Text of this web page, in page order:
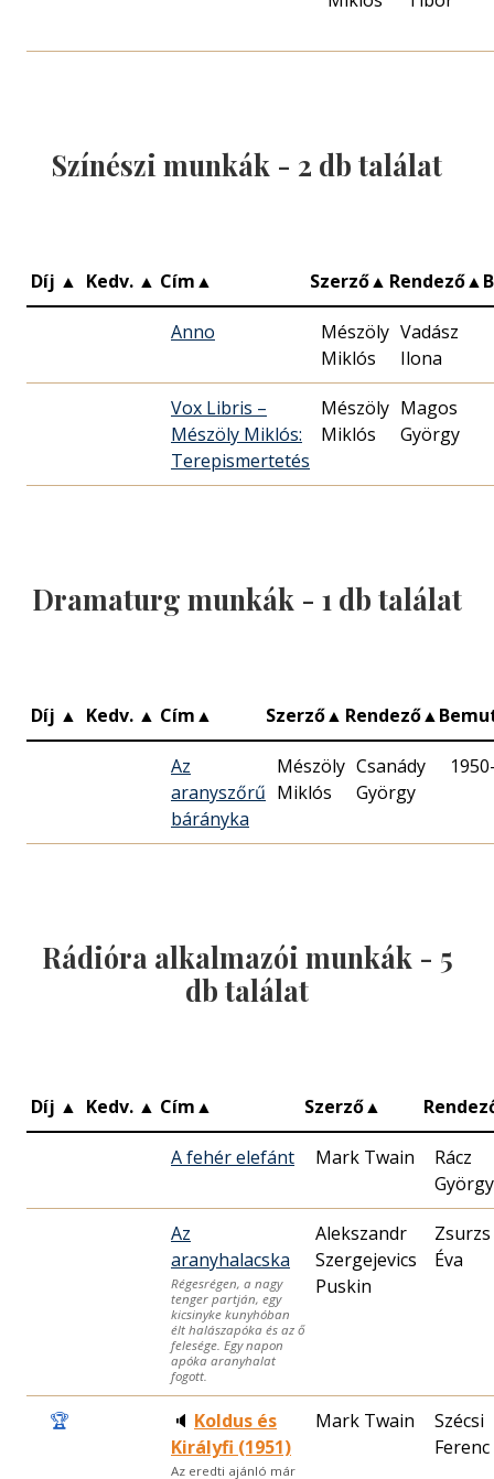
Színészi munkák - 2 db találat
Díj ▲ Kedv. ▲ Cím▲ Szerző▲ Rendező▲
Anno
Mészöly
Miklós
Vadász
Ilona
Vox Libris –
Mészöly Miklós:
Terepismertetés
Mészöly
Miklós
Magos
György
Dramaturg munkák - 1 db találat
Díj ▲ Kedv. ▲ Cím▲ Szerző▲ Rendező▲
Az
aranyszőrű
bárányka
Mészöly
Miklós
Csanády
György
Rádióra alkalmazói munkák - 5
db találat
Díj ▲ Kedv. ▲ Cím▲ Szerző▲
A fehér elefánt Mark Twain
Rácz
György
Az
aranyhalacska
Régesrégen, a nagy
tenger partján, egy
kicsinyke kunyhóban
élt halászapóka és az ő
felesége. Egy napon
apóka aranyhalat
fogott.
Alekszandr
Szergejevics
Puskin
Zsurzs
Éva
🏆 🔈 Koldus és
Királyfi (1951)
Az eredti ajánló már
Mark Twain
Szécsi
Ferenc